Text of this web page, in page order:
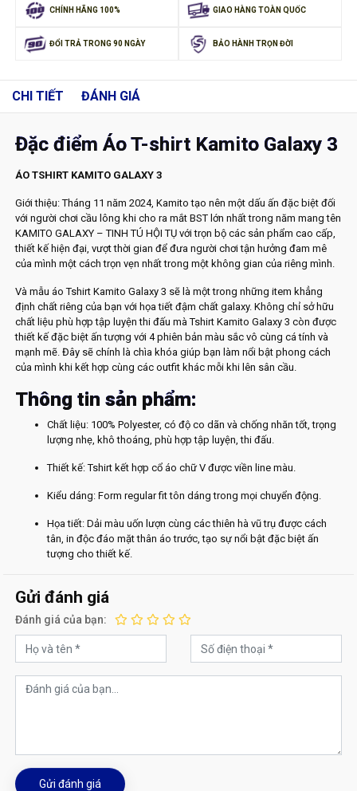
CHÍNH HÃNG 100% GIAO HÀNG TOÀN QUỐC
ĐỔI TRẢ TRONG 90 NGÀY BẢO HÀNH TRỌN ĐỜI
CHI TIẾT ĐÁNH GIÁ
Đặc điểm Áo T-shirt Kamito Galaxy 3
ÁO TSHIRT KAMITO GALAXY 3
Giới thiệu: Tháng 11 năm 2024, Kamito tạo nên một dấu ấn đặc biệt đối
với người chơi cầu lông khi cho ra mắt BST lớn nhất trong năm mang tên
KAMITO GALAXY – TINH TÚ HỘI TỤ với trọn bộ các sản phẩm cao cấp,
thiết kế hiện đại, vượt thời gian để đưa người chơi tận hưởng đam mê
của mình một cách trọn vẹn nhất trong một không gian của riêng mình.
Và mẫu áo Tshirt Kamito Galaxy 3 sẽ là một trong những item khẳng
định chất riêng của bạn với họa tiết đậm chất galaxy. Không chỉ sở hữu
chất liệu phù hợp tập luyện thi đấu mà Tshirt Kamito Galaxy 3 còn được
thiết kế đặc biệt ấn tượng với 4 phiên bản màu sắc vô cùng cá tính và
mạnh mẽ. Đây sẽ chính là chìa khóa giúp bạn làm nổi bật phong cách
của mình khi kết hợp cùng các outfit khác mỗi khi lên sân cầu.
Thông tin sản phẩm:
Chất liệu: 100% Polyester, có độ co dãn và chống nhăn tốt, trọng
lượng nhẹ, khô thoáng, phù hợp tập luyện, thi đấu.
Thiết kế: Tshirt kết hợp cổ áo chữ V được viền line màu.
Kiểu dáng: Form regular fit tôn dáng trong mọi chuyển động.
Họa tiết: Dải màu uốn lượn cùng các thiên hà vũ trụ được cách
tân, in độc đáo mặt thân áo trước, tạo sự nổi bật đặc biệt ấn
tượng cho thiết kế.
Gửi đánh giá
Đánh giá của bạn:
Gửi đánh giá